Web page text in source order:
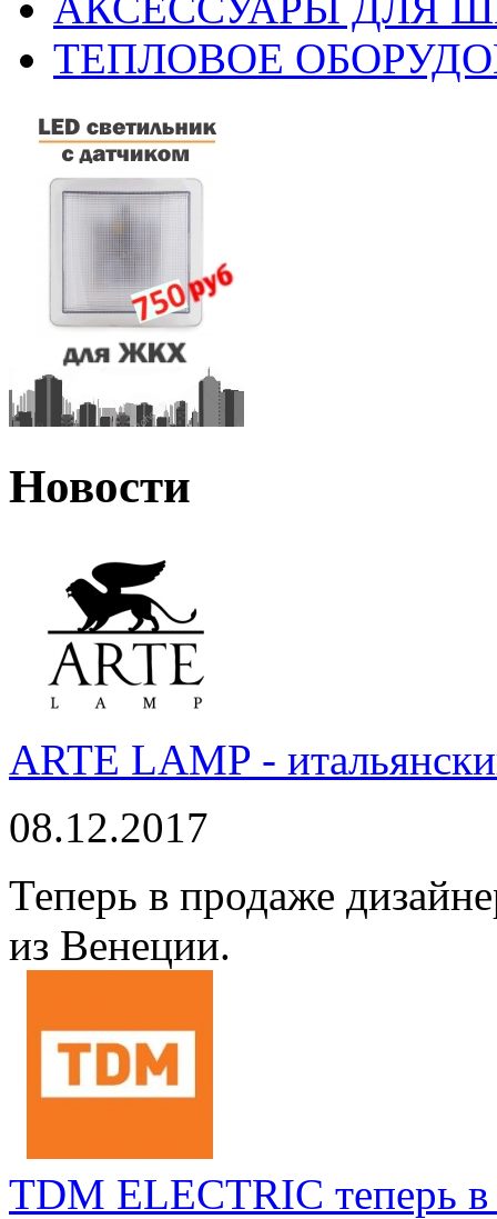
ТЕПЛОВОЕ
Новости
ARTE LAMP -
08.12.2017
Теперь в продаже
из Венеции.
TDM ELECTRIC теперь